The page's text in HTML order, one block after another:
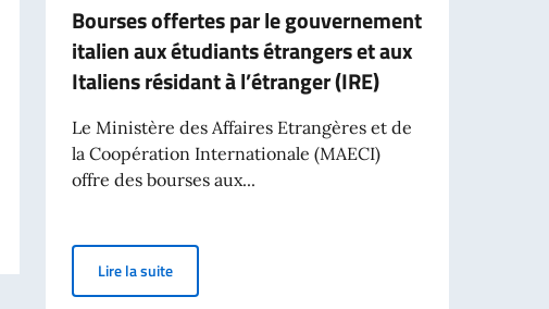
Bourses offertes par le gouvernement
italien aux étudiants étrangers et aux
Italiens résidant à l’étranger (IRE)
Le Ministère des Affaires Etrangères et de
la Coopération Internationale (MAECI)
offre des bourses aux...
Lire la suiteBourses offertes par le gouvernement italien aux